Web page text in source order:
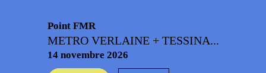
Point FMR
METRO VERLAINE + TESSINA...
14 novembre 2026